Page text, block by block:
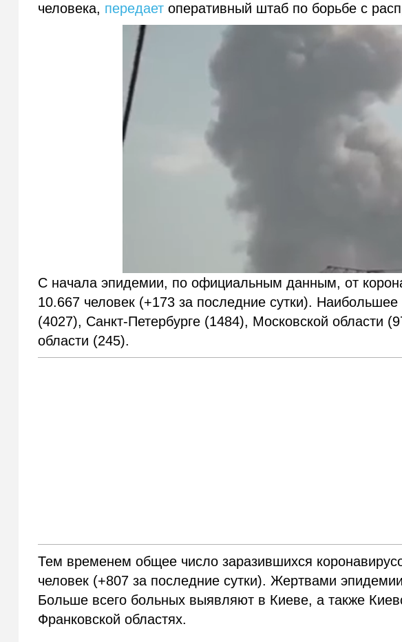
человека, передает оперативный штаб по борьбе с
С начала эпидемии, по официальным данным, от
10.667 человек (+173 за последние сутки).
(4027), Санкт-Петербурге (1484), Московской области
области (245).
Тем временем общее число заразившихся
человек (+807 за последние сутки). Жертвами
Больше всего больных выявляют в Киеве, а также
Франковской областях.